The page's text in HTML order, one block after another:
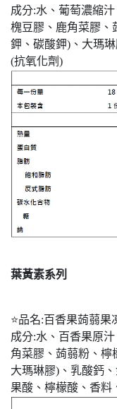
成分:水、葡萄濃縮
槐豆膠、鹿角菜膠、
鉀、碳酸鉀)、大瑪
(抗氧化劑)
葉黃素系列
⭐品名:百香果蒟蒻果
成分:水、百香果原
角菜膠、蒟蒻粉、檸
大瑪琳膠)、乳酸鈣
果酸、檸檬酸、香料